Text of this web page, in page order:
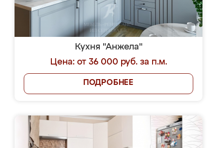
Кухня "Анжела"
Цена: от 36 000 руб. за п.м.
ПОДРОБНЕЕ